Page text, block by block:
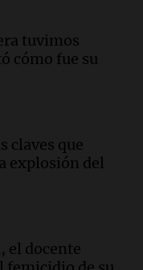
de tierras
simular robo
tuvimos
cómo fue su
claves que
explosión del
el docente